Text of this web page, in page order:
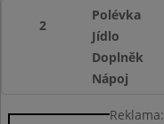
2
Polévka
Jídlo
Doplněk
Nápoj
Reklama: